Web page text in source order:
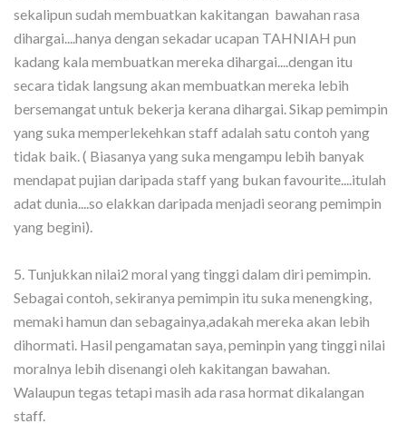
sekalipun sudah membuatkan kakitangan bawahan rasa
dihargai....hanya dengan sekadar ucapan TAHNIAH pun
kadang kala membuatkan mereka dihargai....dengan itu
secara tidak langsung akan membuatkan mereka lebih
bersemangat untuk bekerja kerana dihargai. Sikap pemimpin
yang suka memperlekehkan staff adalah satu contoh yang
tidak baik. ( Biasanya yang suka mengampu lebih banyak
mendapat pujian daripada staff yang bukan favourite....itulah
adat dunia....so elakkan daripada menjadi seorang pemimpin
yang begini).
5. Tunjukkan nilai2 moral yang tinggi dalam diri pemimpin.
Sebagai contoh, sekiranya pemimpin itu suka menengking,
memaki hamun dan sebagainya,adakah mereka akan lebih
dihormati. Hasil pengamatan saya, peminpin yang tinggi nilai
moralnya lebih disenangi oleh kakitangan bawahan.
Walaupun tegas tetapi masih ada rasa hormat dikalangan
staff.